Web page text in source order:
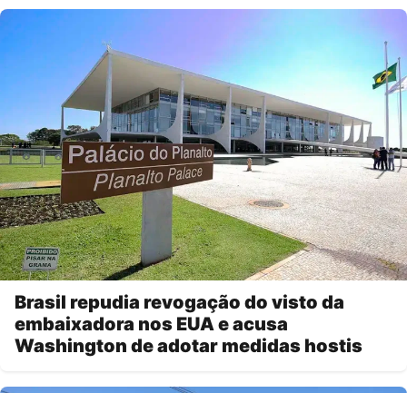
Brasil repudia revogação do visto da
embaixadora nos EUA e acusa
Washington de adotar medidas hostis